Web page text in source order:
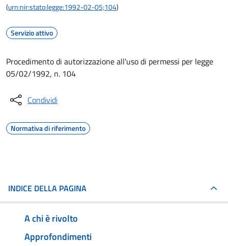
(urn:nir:stato:legge:1992-02-05;104)
Servizio attivo
Procedimento di autorizzazione all'uso di permessi per legge
05/02/1992, n. 104
Condividi
Normativa di riferimento
INDICE DELLA PAGINA
A chi è rivolto
Approfondimenti